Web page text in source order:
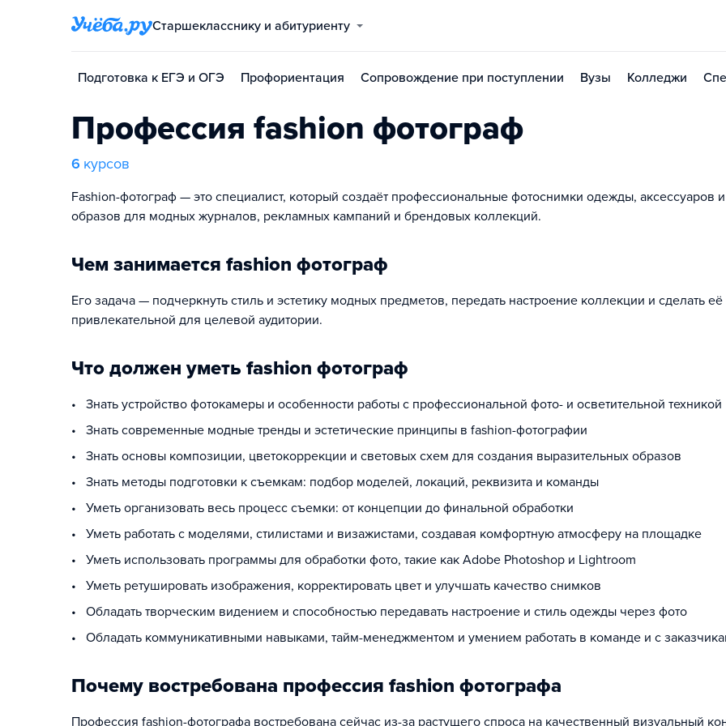
Старшекласснику и абитуриенту
Подготовка к ЕГЭ и ОГЭ Профориентация Сопровождение при поступлении Вузы Колледжи
Профессия fashion фотограф
6 курсов
Fashion-фотограф — это специалист, который создаёт профессиональные фотоснимки одежды, аксессуаров и
образов для модных журналов, рекламных кампаний и брендовых коллекций.
Чем занимается fashion фотограф
Его задача — подчеркнуть стиль и эстетику модных предметов, передать настроение коллекции и сделать её
привлекательной для целевой аудитории.
Что должен уметь fashion фотограф
• Знать устройство фотокамеры и особенности работы с профессиональной фото- и осветительной техникой
• Знать современные модные тренды и эстетические принципы в fashion-фотографии
• Знать основы композиции, цветокоррекции и световых схем для создания выразительных образов
• Знать методы подготовки к съемкам: подбор моделей, локаций, реквизита и команды
• Уметь организовать весь процесс съемки: от концепции до финальной обработки
• Уметь работать с моделями, стилистами и визажистами, создавая комфортную атмосферу на площадке
• Уметь использовать программы для обработки фото, такие как Adobe Photoshop и Lightroom
• Уметь ретушировать изображения, корректировать цвет и улучшать качество снимков
• Обладать творческим видением и способностью передавать настроение и стиль одежды через фото
• Обладать коммуникативными навыками, тайм-менеджментом и умением работать в команде и с
Почему востребована профессия fashion фотографа
Профессия fashion-фотографа востребована сейчас из-за растущего спроса на качественный визуальный